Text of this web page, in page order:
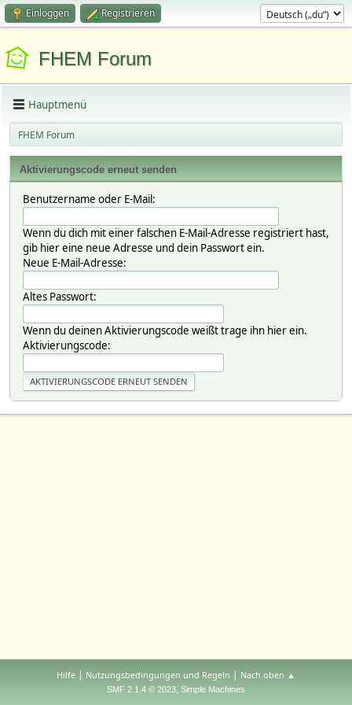
Einloggen Registrieren
FHEM Forum
Hauptmenü
FHEM Forum
Aktivierungscode erneut senden
Benutzername oder E-Mail:
Wenn du dich mit einer falschen E-Mail-Adresse registriert hast,
gib hier eine neue Adresse und dein Passwort ein.
Neue E-Mail-Adresse:
Altes Passwort:
Wenn du deinen Aktivierungscode weißt trage ihn hier ein.
Aktivierungscode:
Hilfe | Nutzungsbedingungen und Regeln | Nach oben ▲
SMF 2.1.4 © 2023, Simple Machines